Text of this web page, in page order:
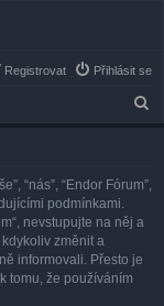
Přihlásit se
Registrovat
“nás”, “Endor Fórum”,
podmínkami.
nevstupujte na něj a
změnit a
informovali. Přesto je
tomu, že používáním